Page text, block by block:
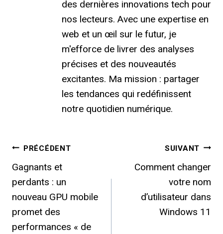
des dernières innovations tech pour
nos lecteurs. Avec une expertise en
web et un œil sur le futur, je
m'efforce de livrer des analyses
précises et des nouveautés
excitantes. Ma mission : partager
les tendances qui redéfinissent
notre quotidien numérique.
Navigation
de
l’article
PRÉCÉDENT
Gagnants et
perdants : un
nouveau GPU mobile
promet des
performances « de
SUIVANT
Comment changer
votre nom
d’utilisateur dans
Windows 11